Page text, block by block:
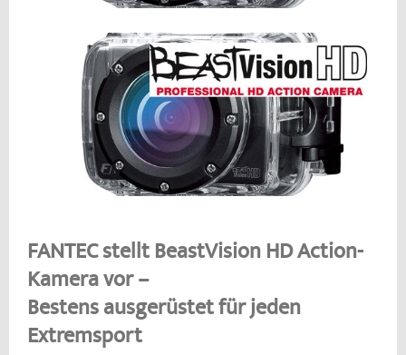
FANTEC stellt BeastVision HD Action-
Kamera vor –
Bestens ausgerüstet für jeden
Extremsport